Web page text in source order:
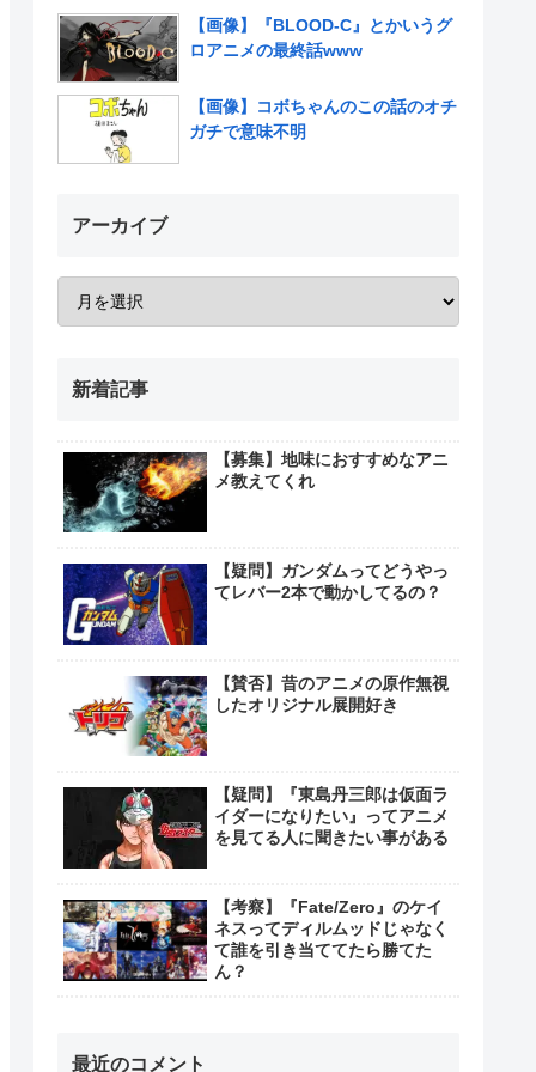
【画像】『BLOOD-C』とかいうグ
ロアニメの最終話www
【画像】コボちゃんのこの話のオチ
ガチで意味不明
アーカイブ
新着記事
【募集】地味におすすめなアニ
メ教えてくれ
【疑問】ガンダムってどうやっ
てレバー2本で動かしてるの？
【賛否】昔のアニメの原作無視
したオリジナル展開好き
【疑問】『東島丹三郎は仮面ラ
イダーになりたい』ってアニメ
を見てる人に聞きたい事がある
【考察】『Fate/Zero』のケイ
ネスってディルムッドじゃなく
て誰を引き当ててたら勝てた
ん？
最近のコメント